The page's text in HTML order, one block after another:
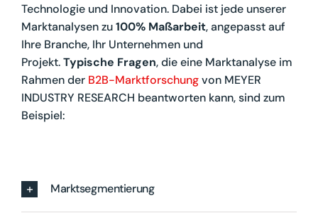
Technologie und Innovation. Dabei ist jede unserer
Marktanalysen zu100% Maßarbeit, angepasst auf
Ihre Branche, Ihr Unternehmen und
Projekt.Typische Fragen, die eine Marktanalyse im
Rahmen der B2B-Marktforschungvon MEYER
INDUSTRY RESEARCH beantworten kann, sind zum
Beispiel:
Marktsegmentierung